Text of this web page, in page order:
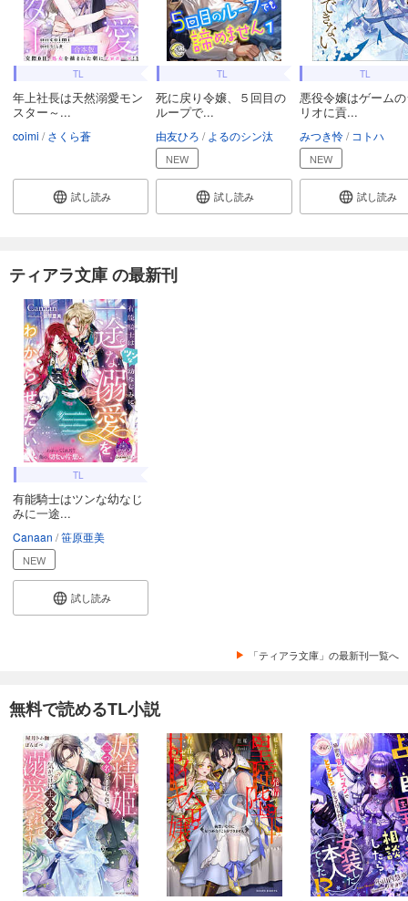
TL
年上社長は天然溺愛モン
スター～...
coimi さくら蒼
試し読み
TL
死に戻り令嬢、５回目の
ループで...
由友ひろ よるのシン汰
NEW
試し読み
TL
悪役令嬢はゲーム
リオに貢...
みつき怜 コトハ
NEW
試し読み
ティアラ文庫 の最新刊
TL
有能騎士はツンな幼なじ
みに一途...
Canaan 笹原亜美
NEW
試し読み
「ティアラ文庫」の最新刊一覧へ
無料で読めるTL小説